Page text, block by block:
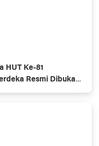
HUT Ke-81
Resmi Dibuka